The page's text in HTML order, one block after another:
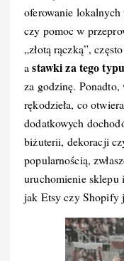
oferowanie
czy pomoc w
„złotą rączką”,
astawki za tego
za godzinę.
rękodzieła, co
dodatkowych
biżuterii, dekoracji
popularnością,
uruchomienie sklepu
jak Etsy czy Shopify